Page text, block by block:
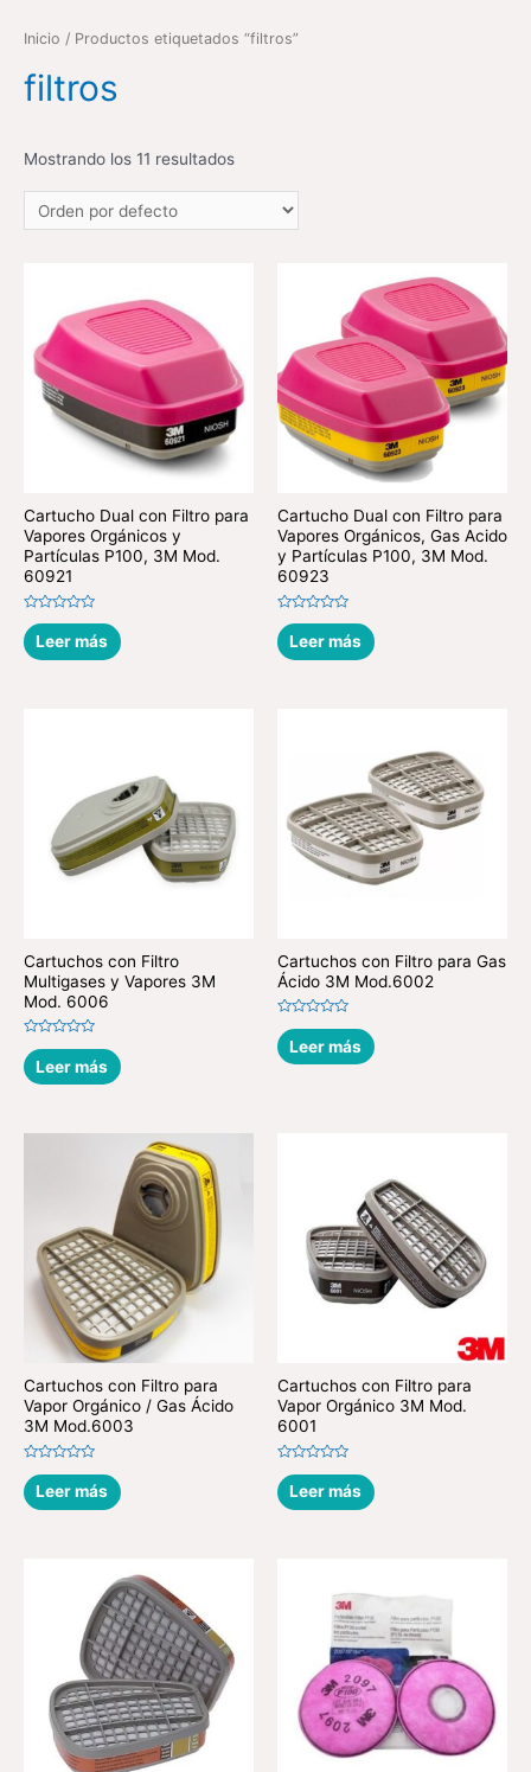
Inicio / Productos etiquetados “filtros”
filtros
Mostrando los 11 resultados
Cartucho Dual con Filtro para
Vapores Orgánicos y
Partículas P100, 3M Mod.
60921
Valorado
en
0
de
Leer más
Cartucho Dual con Filtro para
Vapores Orgánicos, Gas Acido
y Partículas P100, 3M Mod.
60923
Valorado
en
0
de
Leer más
Cartuchos con Filtro
Multigases y Vapores 3M
Mod. 6006
Valorado
en
0
de
Leer más
Cartuchos con Filtro para Gas
Ácido 3M Mod.6002
Valorado
en
0
de
Leer más
Cartuchos con Filtro para
Vapor Orgánico / Gas Ácido
3M Mod.6003
Valorado
en
0
de
Leer más
Cartuchos con Filtro para
Vapor Orgánico 3M Mod.
6001
Valorado
en
0
de
Leer más